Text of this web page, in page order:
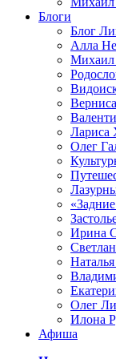
Блоги
Блог
Алла
Михаил
Лариса
Олег
Ирина
Олег
Илона
Афиша